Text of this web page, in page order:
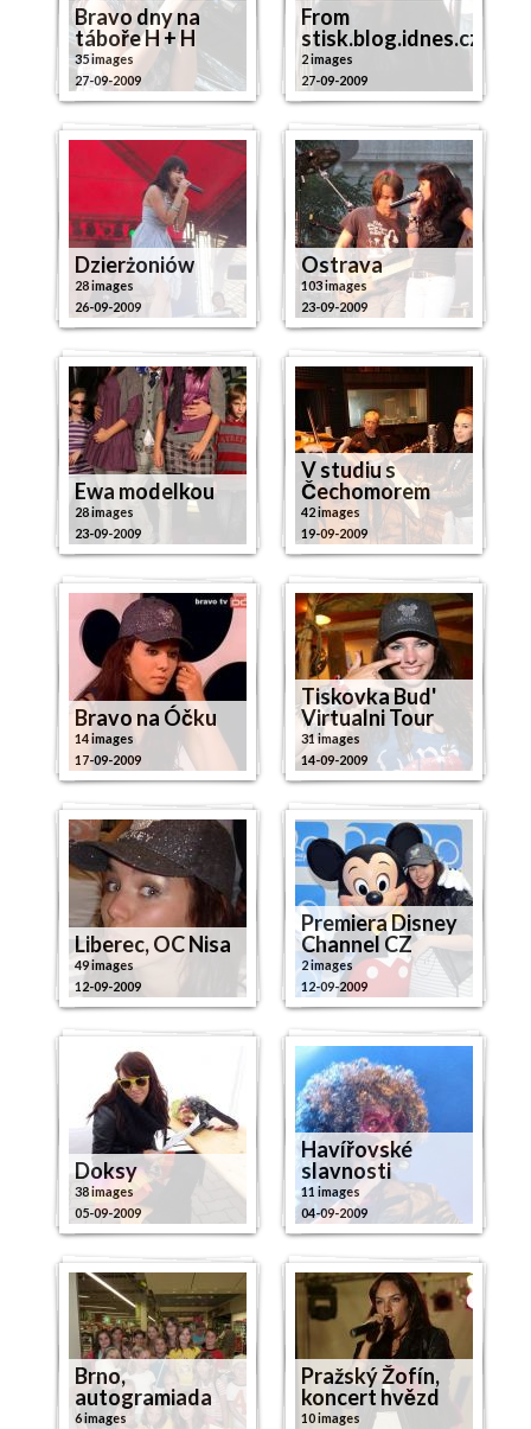
Bravo dny na
táboře H + H
35 images
27-09-2009
From
stisk.blog.idnes.cz
2 images
27-09-2009
Dzierżoniów
28 images
26-09-2009
Ostrava
103 images
23-09-2009
Ewa modelkou
28 images
23-09-2009
V studiu s
Čechomorem
42 images
19-09-2009
Bravo na Óčku
14 images
17-09-2009
Tiskovka Bud'
Virtualni Tour
31 images
14-09-2009
Liberec, OC Nisa
49 images
12-09-2009
Premiera Disney
Channel CZ
2 images
12-09-2009
Doksy
38 images
05-09-2009
Havířovské
slavnosti
11 images
04-09-2009
Brno,
autogramiada
6 images
Pražský Žofín,
koncert hvězd
10 images